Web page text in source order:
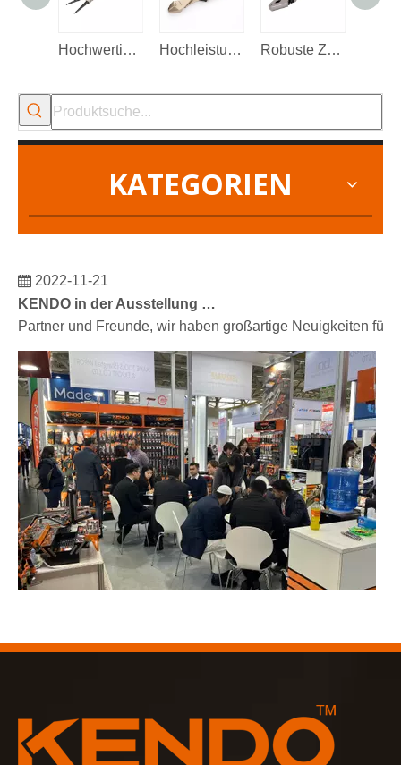
Hochwertige Sicherungsringzange Hochleistungs-Seitenschneidezange Robuste Zaunzange mit zusätzlicher Nut an der Backe
KATEGORIEN
2022-11-21
Partner und Freunde, wir haben großartige Neuigkeiten für
KENDO auf der Kölner Messe 2023